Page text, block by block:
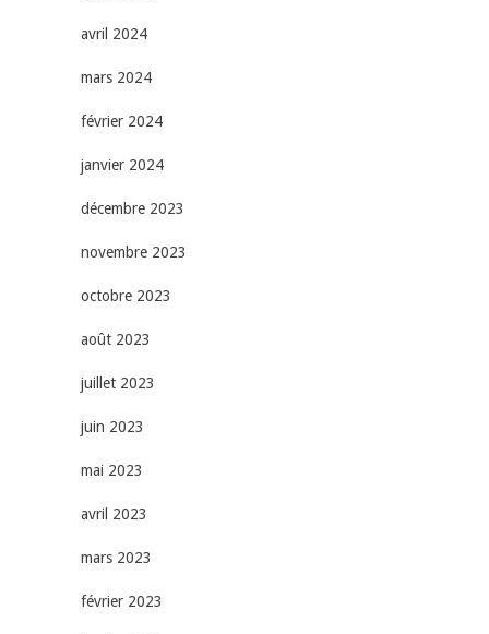
avril 2024
mars 2024
février 2024
janvier 2024
décembre 2023
novembre 2023
octobre 2023
août 2023
juillet 2023
juin 2023
mai 2023
avril 2023
mars 2023
février 2023